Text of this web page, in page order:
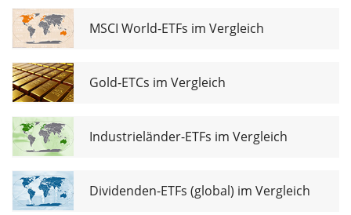
MSCI World-ETFs im Vergleich
Gold-ETCs im Vergleich
Industrieländer-ETFs im Vergleich
Dividenden-ETFs (global) im Vergleich